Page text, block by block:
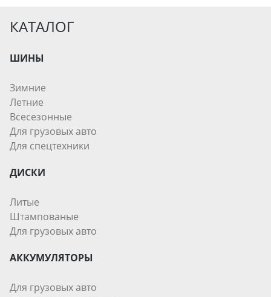
КАТАЛОГ
ШИНЫ
Зимние
Летние
Всесезонные
Для грузовых авто
Для спецтехники
ДИСКИ
Литые
Штампованые
Для грузовых авто
АККУМУЛЯТОРЫ
Для грузовых авто